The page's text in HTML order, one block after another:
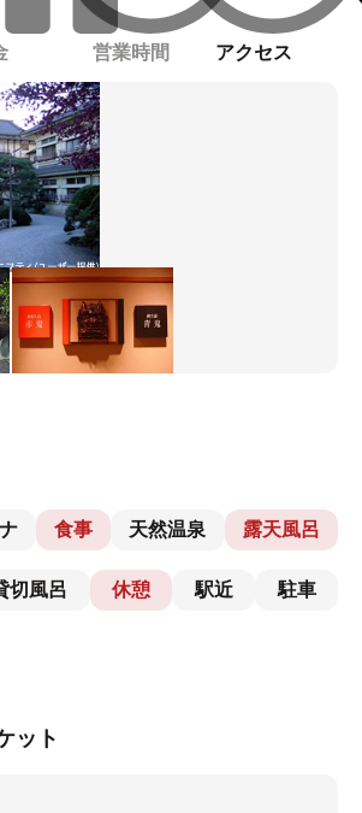
営業時間 アクセス
食事 天然温泉 露天風呂
切風呂 休憩 駅近 駐車
ット